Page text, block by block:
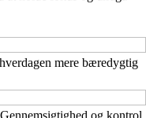
mere bæredygtig
og kontrol